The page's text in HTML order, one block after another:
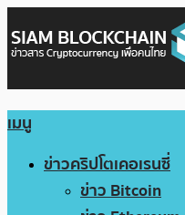
เมนู
ข่าวคริปโตเคอเรนซี่
ข่าว Bitcoin